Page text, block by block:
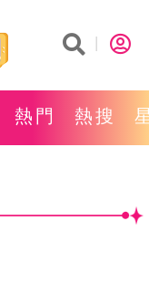
熱門 熱搜